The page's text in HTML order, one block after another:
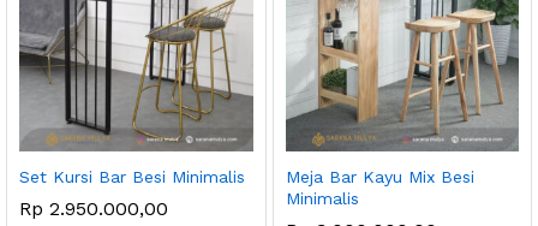
Set Kursi Bar Besi Minimalis
Rp 2.950.000,00
Meja Bar Kayu Mix Besi
Minimalis